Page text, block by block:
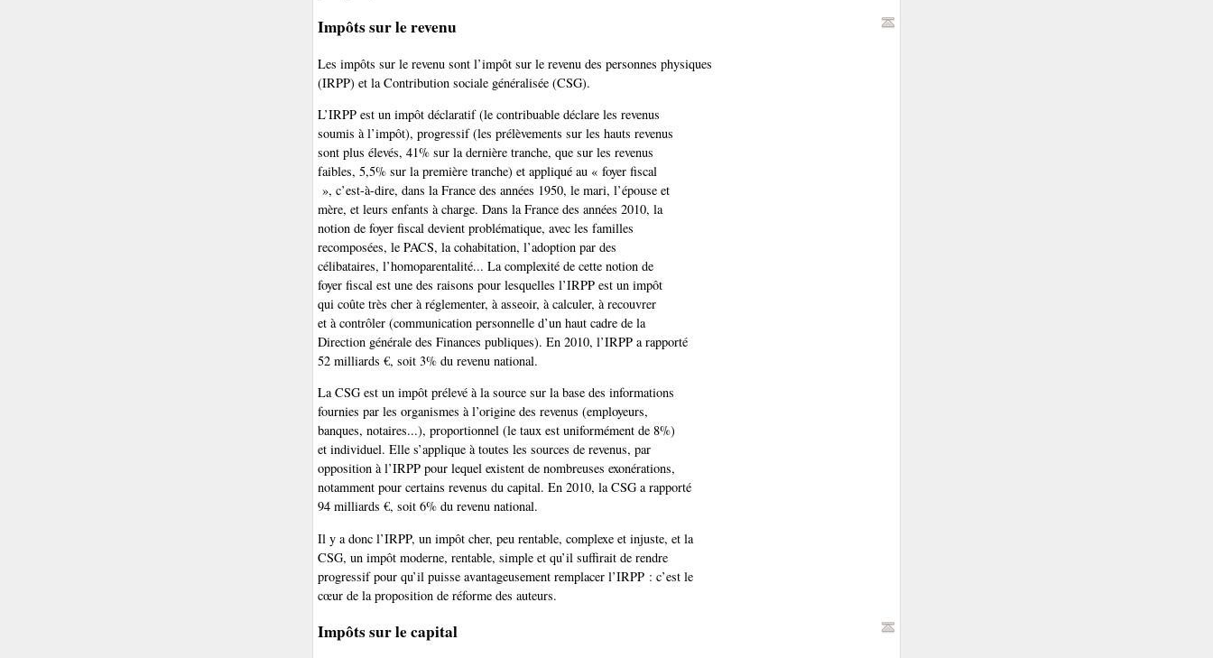
Impôts sur le revenu
Les impôts sur le revenu sont l’impôt sur le revenu des personnes physiques
(IRPP) et la Contribution sociale généralisée (CSG).
L’IRPP est un impôt déclaratif (le contribuable déclare les revenus
soumis à l’impôt), progressif (les prélèvements sur les hauts revenus
sont plus élevés, 41% sur la dernière tranche, que sur les revenus
faibles, 5,5% sur la première tranche) et appliqué au « foyer fiscal
», c’est-à-dire, dans la France des années 1950, le mari, l’épouse et
mère, et leurs enfants à charge. Dans la France des années 2010, la
notion de foyer fiscal devient problématique, avec les familles
recomposées, le PACS, la cohabitation, l’adoption par des
célibataires, l’homoparentalité... La complexité de cette notion de
foyer fiscal est une des raisons pour lesquelles l’IRPP est un impôt
qui coûte très cher à réglementer, à asseoir, à calculer, à recouvrer
et à contrôler (communication personnelle d’un haut cadre de la
Direction générale des Finances publiques). En 2010, l’IRPP a rapporté
52 milliards €, soit 3% du revenu national.
La CSG est un impôt prélevé à la source sur la base des informations
fournies par les organismes à l’origine des revenus (employeurs,
banques, notaires...), proportionnel (le taux est uniformément de 8%)
et individuel. Elle s’applique à toutes les sources de revenus, par
opposition à l’IRPP pour lequel existent de nombreuses exonérations,
notamment pour certains revenus du capital. En 2010, la CSG a rapporté
94 milliards €, soit 6% du revenu national.
Il y a donc l’IRPP, un impôt cher, peu rentable, complexe et injuste, et la
CSG, un impôt moderne, rentable, simple et qu’il suffirait de rendre
progressif pour qu’il puisse avantageusement remplacer l’IRPP : c’est le
cœur de la proposition de réforme des auteurs.
Impôts sur le capital